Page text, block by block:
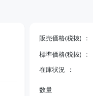
販売価格(税抜)
標準価格(税抜)
在庫状況
数量